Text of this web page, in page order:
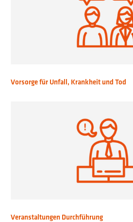
Vorsorge für Unfall, Krankheit und Tod
Veranstaltungen Durchführung